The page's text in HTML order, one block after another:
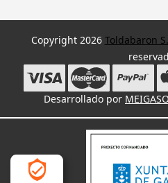
Copyright 2026 Toldabaron
Desarrollado por